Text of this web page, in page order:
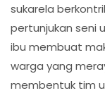
sukarela
pertunjukan seni
ibu membuat
warga yang
membentuk tim